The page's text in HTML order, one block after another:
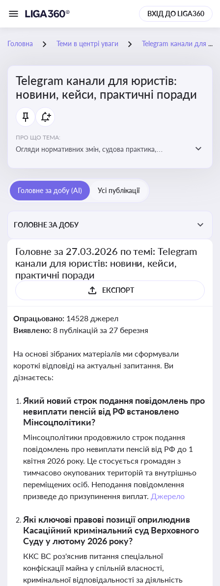
ВХІД ДО LIGA360
Головна Теми в центрі уваги Telegram канали для юристів: новини, кейси, практичні поради
Telegram канали для юристів:
новини, кейси, практичні поради
ПРО ЩО ТЕМА:
Огляди нормативних змін, судова практика,
каналах
Головне за добу (AI) Усі публікації
ГОЛОВНЕ ЗА ДОБУ
Головне за 27.03.2026 по темі: Telegram
канали для юристів: новини, кейси,
практичні поради
ЕКСПОРТ
Опрацьовано: 14528 джерел
Виявлено: 8 публікацій за 27 березня
На основі зібраних матеріалів ми сформували
короткі відповіді на актуальні запитання. Ви
дізнаєтесь:
Який новий строк подання повідомлень про
невиплати пенсій від РФ встановлено
Мінсоцполітики?
Мінсоцполітики продовжило строк подання
повідомлень про невиплати пенсій від РФ до 1
квітня 2026 року. Це стосується громадян з
тимчасово окупованих територій та внутрішньо
переміщених осіб. Неподання повідомлення
призведе до призупинення виплат. Джерело
Які ключові правові позиції оприлюднив
Касаційний кримінальний суд Верховного
Суду у лютому 2026 року?
ККС ВС роз'яснив питання спеціальної
конфіскації майна у спільній власності,
кримінальної відповідальності за діяльність